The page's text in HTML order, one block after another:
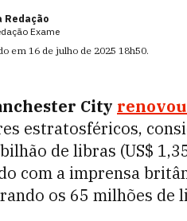
Redação
Exame
em16 de julho de 2025 18h50.
City
estratosféricos,
de libras (US$
com a imprensa
os 65 milhões de